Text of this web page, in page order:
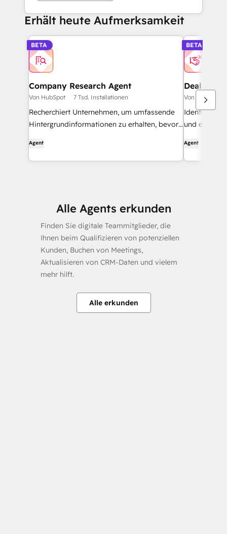
Erhält heute Aufmerksamkeit
BETA
Company Research Agent
Von HubSpot 7 Tsd. Installationen
Recherchiert Unternehmen, um umfassende
Hintergrundinformationen zu erhalten, bevor
Agent
BETA
Deal Loss
Von HubSpot
Identifiziert
und
Agent
Alle Agents erkunden
Finden Sie digitale Teammitglieder, die
Ihnen beim Qualifizieren von potenziellen
Kunden, Buchen von Meetings,
Aktualisieren von CRM-Daten und vielem
mehr hilft.
Alle erkunden